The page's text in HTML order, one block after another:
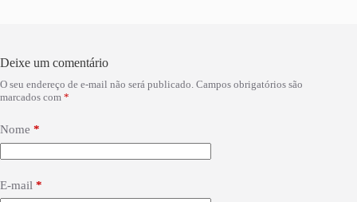
Deixe um comentário
O seu endereço de e-mail não será publicado. Campos obrigatórios são
marcados com *
Nome *
E-mail *